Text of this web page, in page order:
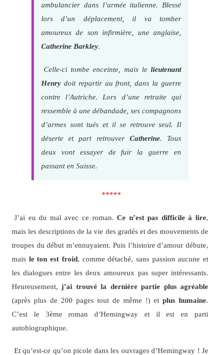
ambulancier dans l’armée italienne. Blessé
lors d’un déplacement, il va tomber
amoureux de son infirmière, une anglaise,
Catherine Barkley.
Celle-ci tombe enceinte, mais lelieutenant
Henrydoit repartir au front, dans la guerre
contre l’Autriche. Lors d’une retraite qui
ressemble à une débandade, ses compagnons
d’armes sont tués et il se retrouve seul. Il
déserte et part retrouver Catherine. Tous
deux vont essayer de fuir la guerre en
passant en Suisse.
*****
J’ai eu du mal avec ce roman.Ce n’est pas difficile à lire,
mais les descriptions de la vie des gradés et des mouvements de
troupes du début m’ennuyaient. Puis l’histoire d’amour débute,
mais le ton est froid, comme détaché, sans passion aucune et
les dialogues entre les deux amoureux pas super intéressants.
Heureusement,j’ai trouvé la dernière partie plus agréable
(après plus de 200 pages tout de même !) etplus humaine.
C’est le 3ème roman d’Hemingway et il est en parti
autobiographique.
Et qu’est-ce qu’on picole dans les ouvrages d’Hemingway ! Je